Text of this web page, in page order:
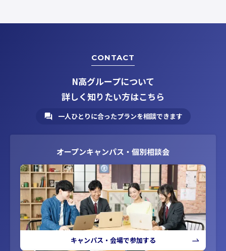
CONTACT
N高グループについて
詳しく知りたい方はこちら
一人ひとりに合ったプランを相談できます
オープンキャンパス・個別相談会
キャンパス・会場で参加する